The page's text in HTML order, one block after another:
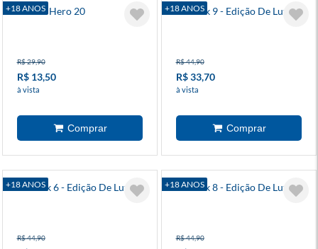
+18 ANOS
I Am A Hero 20
R$ 29,90
R$ 13,50
à vista
+18 ANOS
Berserk 9 - Edição De Luxo
R$ 44,90
R$ 33,70
à vista
+18 ANOS
Berserk 6 - Edição De Luxo
R$ 44,90
+18 ANOS
Berserk 8 - Edição De Luxo
R$ 44,90